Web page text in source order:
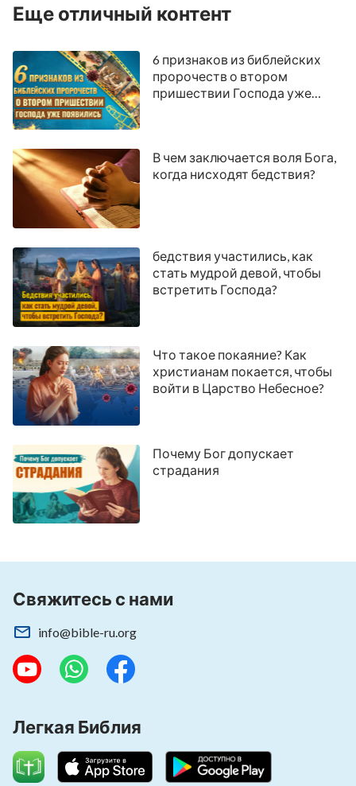
Еще отличный контент
6 признаков из библейских
пророчеств о втором
пришествии Господа уже
В чем заключается воля Бога,
когда нисходят бедствия?
бедствия участились, как
стать мудрой девой, чтобы
встретить Господа?
Что такое покаяние? Как
христианам покается, чтобы
войти в Царство Небесное?
Почему Бог допускает
страдания
Свяжитесь с нами
info@bible-ru.org
Легкая Библия